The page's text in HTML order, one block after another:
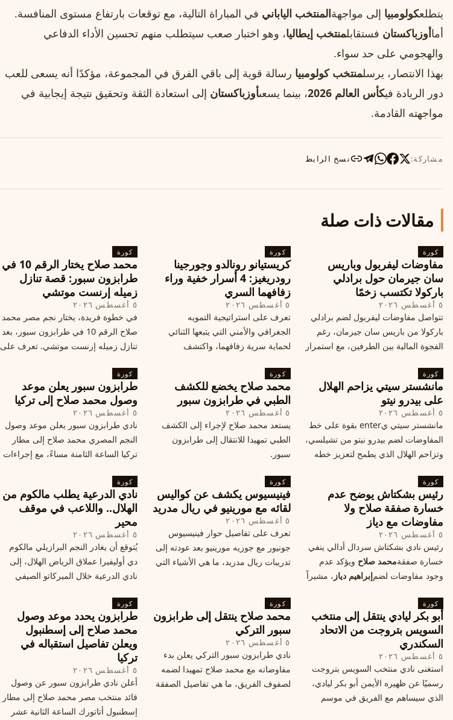
يتطلعكولومبيا إلى مواجهةالمنتخب الياباني في المباراة التالية، مع توقعات بارتفاع مستوى المنافسة.
أماأوزباكستان فستقابلمنتخب إيطاليا، وهو اختبار صعب سيتطلب منهم تحسين الأداء الدفاعي
والهجومي على حد سواء.
بهذا الانتصار، يرسلمنتخب كولومبيا رسالة قوية إلى باقي الفرق في المجموعة، مؤكدًا أنه يسعى للعب
دور الريادة فيكأس العالم 2026 ، بينما يسعىأوزباكستان إلى استعادة الثقة وتحقيق نتيجة إيجابية في
مواجهته القادمة.
مشاركة: نسخ الرابط
مقالات ذات صلة
كورة
مفاوضات ليفربول وباريس
سان جيرمان حول برادلي
باركولا تكتسب زخمًا
٥ أغسطس ٢٠٢٦
تتواصل مفاوضات ليفربول لضم برادلي
باركولا من باريس سان جيرمان، رغم
الفجوة المالية بين الطرفين، مع استمرار
إغلاق سوق الانتقالات
كورة
كريستيانو رونالدو وجورجينا
رودريغيز: 4 أسرار خفية وراء
زفافهما السري
٥ أغسطس ٢٠٢٦
تعرف على استراتيجية التمويه
الجغرافي والأمني التي يتبعها الثنائي
لحماية سرية زفافهما، واكتشف
في البرتغال، واعرف ما هي الخطوات
القادمة في هذا الحدث العالمي
كورة
محمد صلاح يختار الرقم 10 في
طرابزون سبور: قصة تنازل
زميله إرنست موتشي
٥ أغسطس ٢٠٢٦
في خطوة فريدة، يختار نجم مصر محمد
صلاح الرقم 10 في طرابزون سبور، بعد
تنازل زميله إرنست موتشي. تعرف على
كورة
مانشستر سيتي يزاحم الهلال
على بيدرو نيتو
٥ أغسطس ٢٠٢٦
مانشستر سيتي يenter بقوة على خط
المفاوضات لضم بيدرو نيتو من تشيلسي،
وتزاحم الهلال الذي يطمح لتعزيز خطه
كورة
محمد صلاح يخضع للكشف
الطبي في طرابزون سبور
٥ أغسطس ٢٠٢٦
يستعد محمد صلاح لإجراء إلى الكشف
الطبي تمهيدا للانتقال إلى طرابزون
سبور.
كورة
طرابزون سبور يعلن موعد
وصول محمد صلاح إلى تركيا
٥ أغسطس ٢٠٢٦
نادي طرابزون سبور يعلن موعد وصول
النجم المصري محمد صلاح إلى مطار
تركيا الساعة الثامنة مساءً، مع إجراءات
جديد ومكافآت مالية.
كورة
رئيس بشكتاش يوضح عدم
خسارة صفقة صلاح ولا
مفاوضات مع دياز
٥ أغسطس ٢٠٢٦
رئيس نادي بشكتاش سردال أدالي ينفي
خسارة صفقةمحمد صلاح ويؤكد عدم
وجود مفاوضات لضمإبراهيم دياز ، مشيراً
محتملة أخرى.
كورة
فينيسيوس يكشف عن كواليس
لقائه مع مورينيو في ريال مدريد
٥ أغسطس ٢٠٢٦
تعرف على تفاصيل حوار فينيسيوس
جونيور مع جوزيه مورينيو بعد عودته إلى
تدريبات ريال مدريد، ما هي الأشياء التي
كورة
نادي الدرعية يطلب مالكوم من
الهلال.. واللاعب في موقف
محير
٥ أغسطس ٢٠٢٦
يُتوقع أن يغادر النجم البرازيلي مالكوم
دي أوليفيرا عملاق الرياض الهلال، إلى
نادي الدرعية خلال الميركاتو الصيفي
هذا الانتقال، وسط تقارير تفيد أن الهلال
يرحب بفراقته.
كورة
أبو بكر ليادي ينتقل إلى منتخب
السويس بتروجت من الاتحاد
السكندري
٥ أغسطس ٢٠٢٦
استغنى نادي منتخب السويس بتروجت
رسميًا عن ظهيره الأيمن أبو بكر ليادي،
الذي سيساهم مع الفريق في موسم
كورة
محمد صلاح ينتقل إلى طرابزون
سبور التركي
٥ أغسطس ٢٠٢٦
نادي طرابزون سبور التركي يعلن بدء
مفاوضاته مع محمد صلاح تمهيدا لضمه
لصفوف الفريق، ما هي تفاصيل الصفقة
كورة
طرابزون يحدد موعد وصول
محمد صلاح إلى إسطنبول
ويعلن تفاصيل استقباله في
تركيا
٥ أغسطس ٢٠٢٦
أعلن نادي طرابزون سبور عن وصول
قائد منتخب مصر محمد صلاح إلى مطار
إسطنبول أتاتورك الساعة الثانية عشر